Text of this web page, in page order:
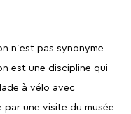
n’est pas synonyme
est une discipline qui
à vélo avec
une visite du musée